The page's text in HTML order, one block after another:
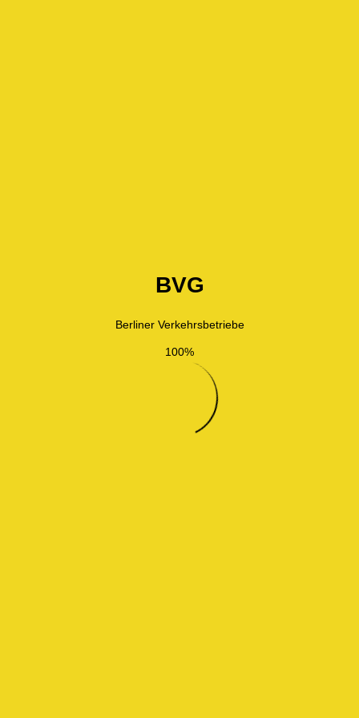
BVG
Berliner Verkehrsbetriebe
100%